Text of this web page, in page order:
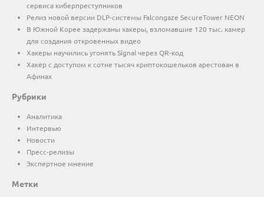
сервиса киберпреступников
Релиз новой версии DLP-системы Falcongaze SecureTower NEON
В Южной Корее задержаны хакеры, взломавшие 120 тыс. камер
для создания откровенных видео
Хакеры научились угонять Signal через QR-код
Хакер с доступом к сотне тысяч криптокошельков арестован в
Афинах
Рубрики
Аналитика
Интервью
Новости
Пресс-релизы
Экспертное мнение
Метки